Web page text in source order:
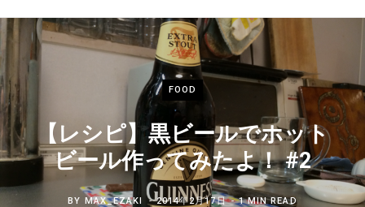
FOOD
【レシピ】黒ビールでホット
ビール作ってみたよ！ #2
BY MAX_EZAKI 2014年2月17日 1 MIN READ